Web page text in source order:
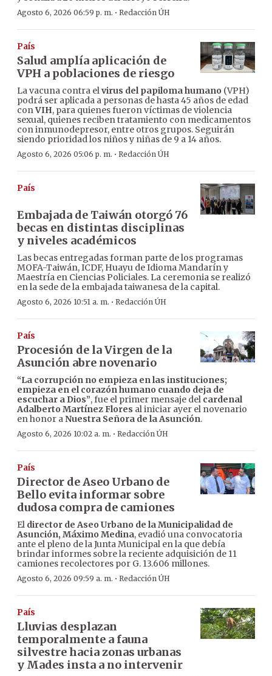
Agosto 6, 2026 06:59 p. m. · Redacción ÚH
País
Salud amplía aplicación de
VPH a poblaciones de riesgo
La vacuna contra elvirus del papiloma humano (VPH)
podrá ser aplicada a personas de hasta 45 años de edad
conVIH, para quienes fueron víctimas de violencia
sexual, quienes reciben tratamiento con medicamentos
con inmunodepresor, entre otros grupos. Seguirán
siendo prioridad los niños y niñas de 9 a 14 años.
Agosto 6, 2026 05:06 p. m. · Redacción ÚH
País
Embajada de Taiwán otorgó 76
becas en distintas disciplinas
y niveles académicos
Las becas entregadas forman parte de los programas
MOFA-Taiwán, ICDF, Huayu de Idioma Mandarín y
Maestría en Ciencias Policiales. La ceremonia se realizó
en la sede de la embajada taiwanesa de la capital.
Agosto 6, 2026 10:51 a. m. · Redacción ÚH
País
Procesión de la Virgen de la
Asunción abre novenario
“La corrupción no empieza en las instituciones;
empieza en el corazón humano cuando deja de
escuchar a Dios”, fue el primer mensaje del cardenal
Adalberto Martínez Flores al iniciar ayer el novenario
en honor aNuestra Señora de la Asunción.
Agosto 6, 2026 10:02 a. m. · Redacción ÚH
País
Director de Aseo Urbano de
Bello evita informar sobre
dudosa compra de camiones
El director de Aseo Urbano de la Municipalidad de
Asunción, Máximo Medina, evadió una convocatoria
ante el pleno de la Junta Municipal en la que debía
brindar informes sobre la reciente adquisición de 11
camiones recolectores por G. 13.606 millones.
Agosto 6, 2026 09:59 a. m. · Redacción ÚH
País
Lluvias desplazan
temporalmente a fauna
silvestre hacia zonas urbanas
y Mades insta a no intervenir